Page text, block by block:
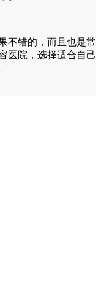
错的，而且也是常
医院，选择适合自己